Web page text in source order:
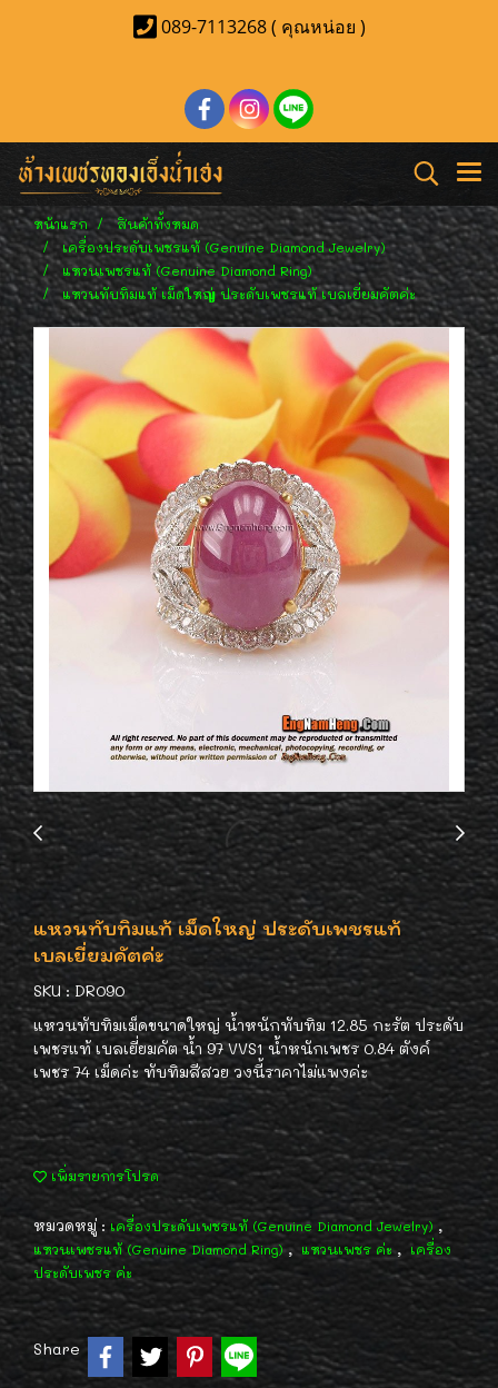
089-7113268 ( คุณหน่อย )
หน้าแรก
สินค้าทั้งหมด
เครื่องประดับเพชรแท้ (Genuine Diamond Jewelry)
แหวนเพชรแท้ (Genuine Diamond Ring)
แหวนทับทิมแท้ เม็ดใหญ่ ประดับเพชรแท้ เบลเยี่ยมคัตค่ะ
แหวนทับทิมแท้ เม็ดใหญ่ ประดับเพชรแท้
เบลเยี่ยมคัตค่ะ
SKU : DR090
แหวนทับทิมเม็ดขนาดใหญ่ น้ำหนักทับทิม 12.85 กะรัต ประดับ
เพชรแท้ เบลเยี่ยมคัต น้ำ 97 VVS1 น้ำหนักเพชร 0.84 ตังค์
เพชร 74 เม็ดค่ะ ทับทิมสีสวย วงนี้ราคาไม่แพงค่ะ
เพิ่มรายการโปรด
หมวดหมู่ : เครื่องประดับเพชรแท้ (Genuine Diamond Jewelry) ,
แหวนเพชรแท้ (Genuine Diamond Ring), แหวนเพชร ค่ะ , เครื่อง
ประดับเพชร ค่ะ
Share